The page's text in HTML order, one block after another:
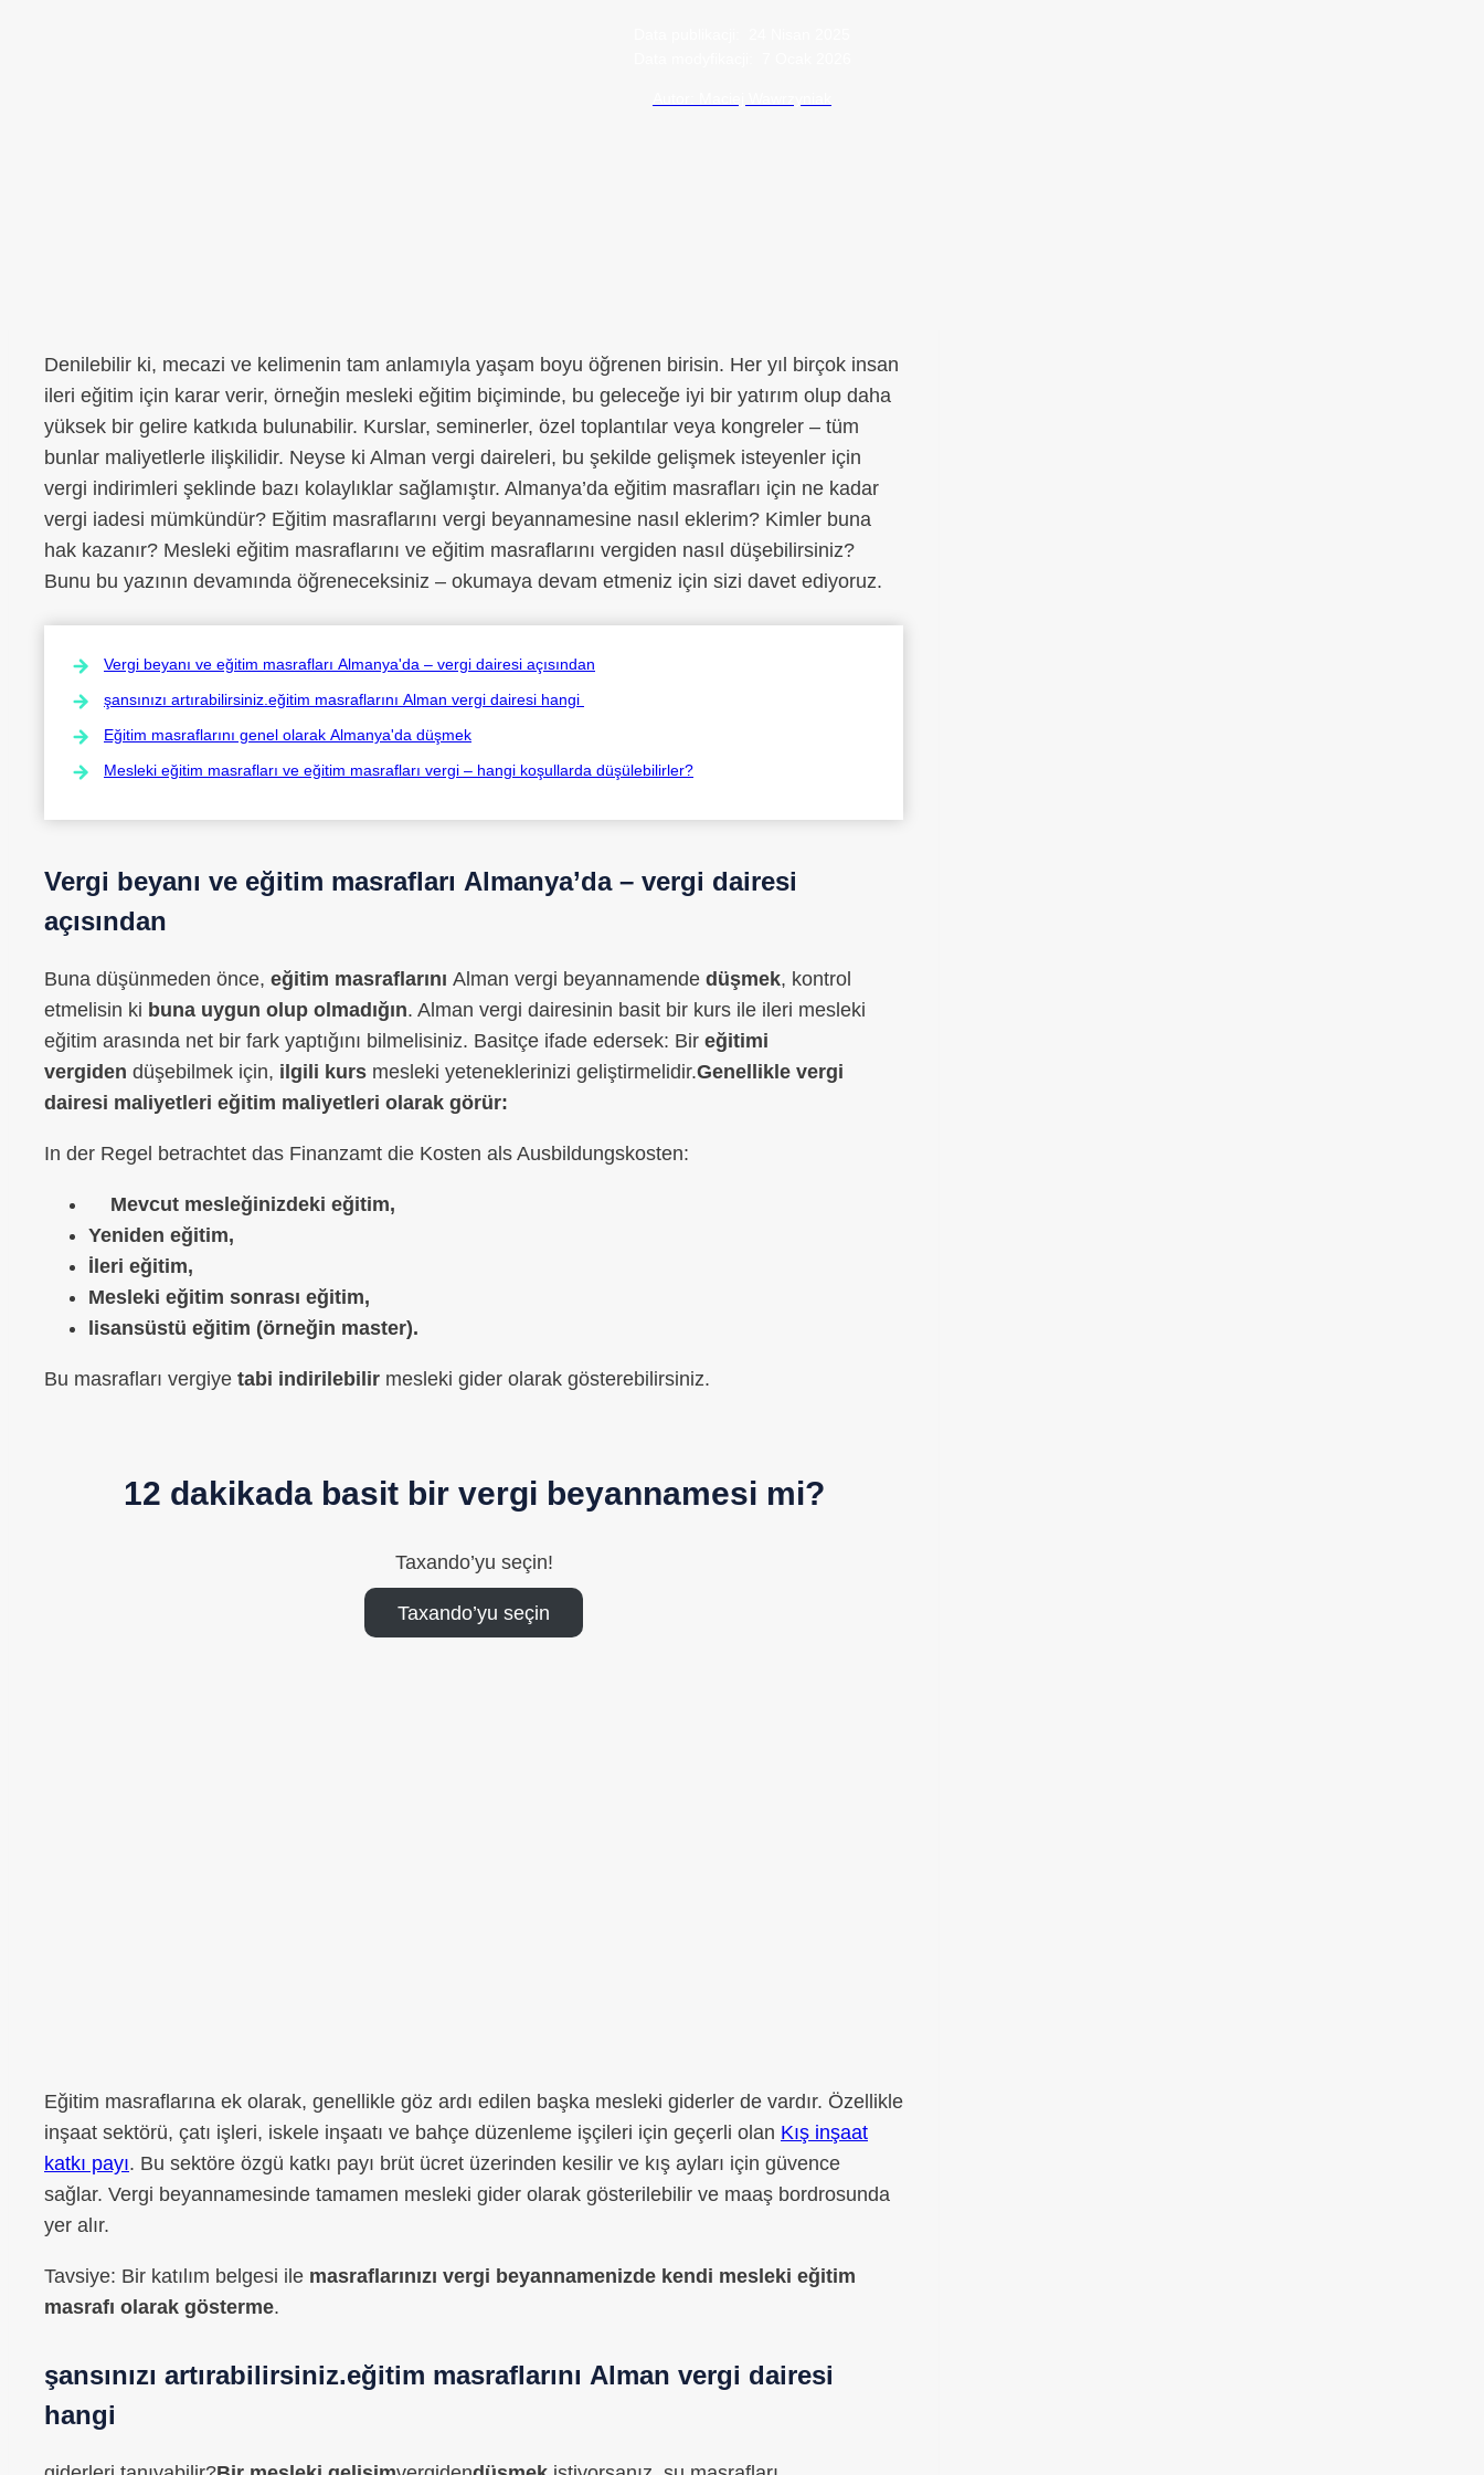
Denilebilir ki, mecazi ve kelimenin tam anlamıyla yaşam boyu öğrenen birisin. Her yıl birçok insan
ileri eğitim için karar verir, örneğin mesleki eğitim biçiminde, bu geleceğe iyi bir yatırım olup daha
yüksek bir gelire katkıda bulunabilir. Kurslar, seminerler, özel toplantılar veya kongreler – tüm
bunlar maliyetlerle ilişkilidir. Neyse ki Alman vergi daireleri, bu şekilde gelişmek isteyenler için
vergi indirimleri şeklinde bazı kolaylıklar sağlamıştır. Almanya’da eğitim masrafları için ne kadar
vergi iadesi mümkündür? Eğitim masraflarını vergi beyannamesine nasıl eklerim? Kimler buna
hak kazanır? Mesleki eğitim masraflarını ve eğitim masraflarını vergiden nasıl düşebilirsiniz?
Bunu bu yazının devamında öğreneceksiniz – okumaya devam etmeniz için sizi davet ediyoruz.
Vergi beyanı ve eğitim masrafları Almanya'da – vergi dairesi açısından
şansınızı artırabilirsiniz.eğitim masraflarını Alman vergi dairesi hangi
Eğitim masraflarını genel olarak Almanya'da düşmek
Mesleki eğitim masrafları ve eğitim masrafları vergi – hangi koşullarda düşülebilirler?
Vergi beyanı ve eğitim masrafları Almanya’da – vergi dairesi
açısından
Buna düşünmeden önce, eğitim masraflarını Alman vergi beyannamende düşmek, kontrol
etmelisin ki buna uygun olup olmadığın. Alman vergi dairesinin basit bir kurs ile ileri mesleki
eğitim arasında net bir fark yaptığını bilmelisiniz. Basitçe ifade edersek: Bir eğitimi
vergiden düşebilmek için, ilgili kurs mesleki yeteneklerinizi geliştirmelidir.Genellikle vergi
dairesi maliyetleri eğitim maliyetleri olarak görür:
In der Regel betrachtet das Finanzamt die Kosten als Ausbildungskosten:
Mevcut mesleğinizdeki eğitim,
Yeniden eğitim,
İleri eğitim,
Mesleki eğitim sonrası eğitim,
lisansüstü eğitim (örneğin master).
Bu masrafları vergiye tabi indirilebilir mesleki gider olarak gösterebilirsiniz.
12 dakikada basit bir vergi beyannamesi mi?
Taxando’yu seçin!
Taxando’yu seçin
Eğitim masraflarına ek olarak, genellikle göz ardı edilen başka mesleki giderler de vardır. Özellikle
inşaat sektörü, çatı işleri, iskele inşaatı ve bahçe düzenleme işçileri için geçerli olan Kış inşaat
katkı payı. Bu sektöre özgü katkı payı brüt ücret üzerinden kesilir ve kış ayları için güvence
sağlar. Vergi beyannamesinde tamamen mesleki gider olarak gösterilebilir ve maaş bordrosunda
yer alır.
Tavsiye: Bir katılım belgesi ile masraflarınızı vergi beyannamenizde kendi mesleki eğitim
masrafı olarak gösterme.
şansınızı artırabilirsiniz.eğitim masraflarını Alman vergi dairesi
hangi